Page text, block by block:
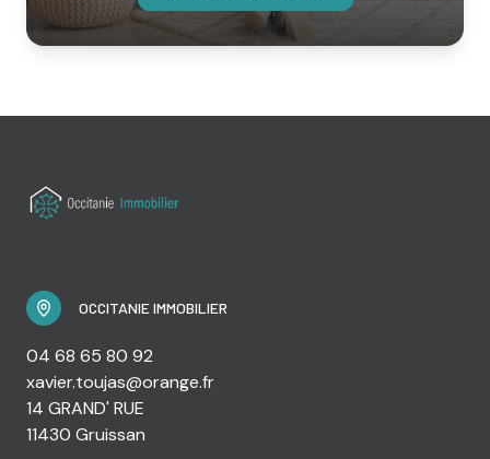
OCCITANIE IMMOBILIER
04 68 65 80 92
xavier.toujas@orange.fr
14 GRAND' RUE
11430 Gruissan